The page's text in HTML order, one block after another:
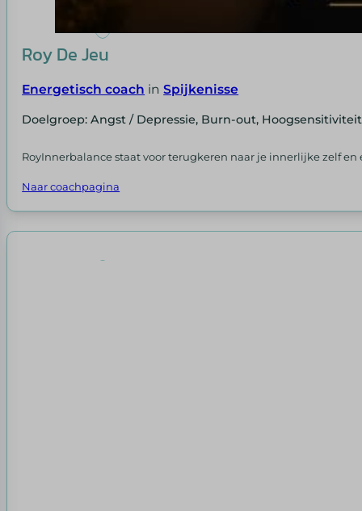
Roy De Jeu
Energetisch coach inSpijkenisse
Doelgroep: Angst / Depressie, Burn-out, Hoogsensitiviteit
RoyInnerbalance staat voor terugkeren naar je innerlijke zelf
Naar coachpagina